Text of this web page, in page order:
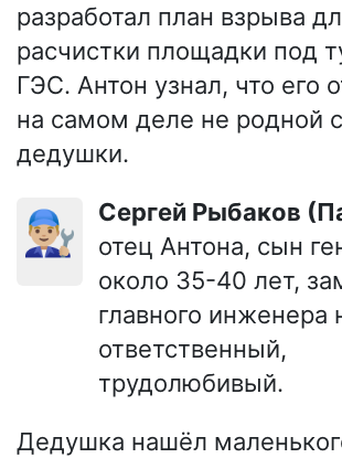
разработал план взрыва
расчистки площадки под
ГЭС. Антон узнал, что его
на самом деле не родной
дедушки.
👨🏼‍🔧 Сергей Рыбаков
отец Антона, сын
около 35-40 лет,
главного инженера
ответственный,
трудолюбивый.
Дедушка нашёл